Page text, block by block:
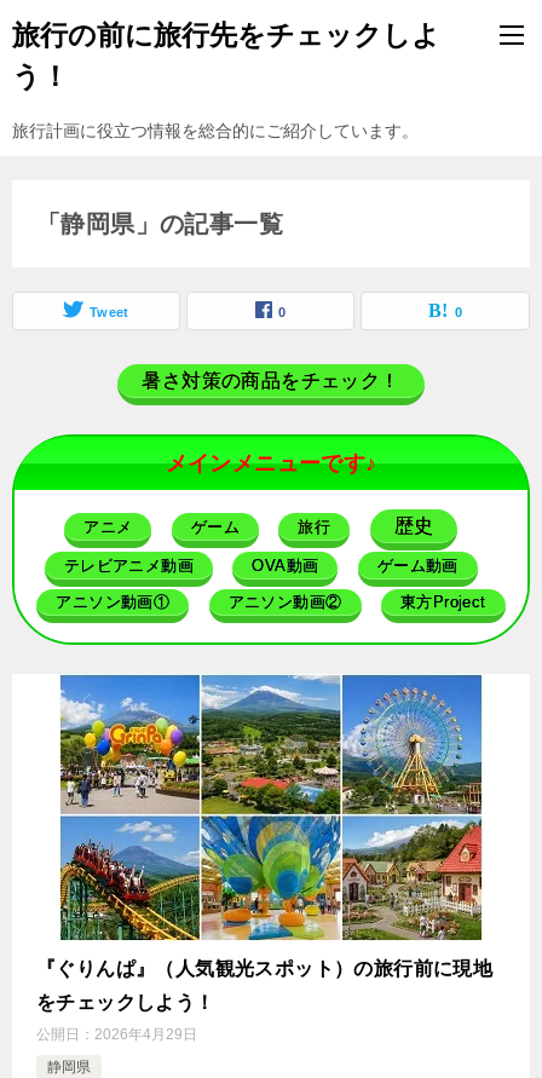
旅行の前に旅行先をチェックしよ
う！
旅行計画に役立つ情報を総合的にご紹介しています。
「静岡県」の記事一覧
Tweet 0 0
暑さ対策の商品をチェック！
メインメニューです♪
アニメ ゲーム 旅行 歴史
テレビアニメ動画 OVA動画 ゲーム動画
アニソン動画① アニソン動画② 東方Project
『ぐりんぱ』（人気観光スポット）の旅行前に現地
をチェックしよう！
公開日： 2026年4月29日
静岡県